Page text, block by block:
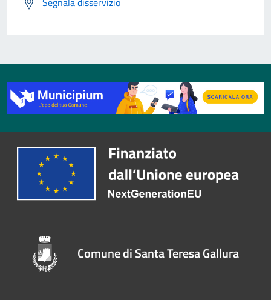
Comune di Santa Teresa Gallura